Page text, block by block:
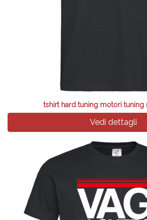
tshirt hard tuning motori
Vedi dettagli